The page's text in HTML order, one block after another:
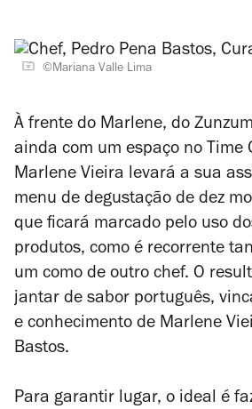
©Mariana Valle Lima
À frente do Marlene, do
ainda com um espaço no Time
Marlene Vieira levará a sua
menu de degustação de dez
que ficará marcado pelo uso
produtos, como é recorrente
um como de outro chef. O
jantar de sabor português,
e conhecimento de Marlene
Bastos.
Para garantir lugar, o ideal é